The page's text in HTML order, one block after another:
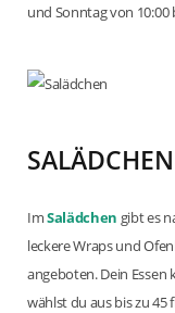
und Sonntag von 10:00
SALÄDCHEN
ImSalädchen gibt es
leckere Wraps und
angeboten. Dein Essen
wählst du aus bis zu 45